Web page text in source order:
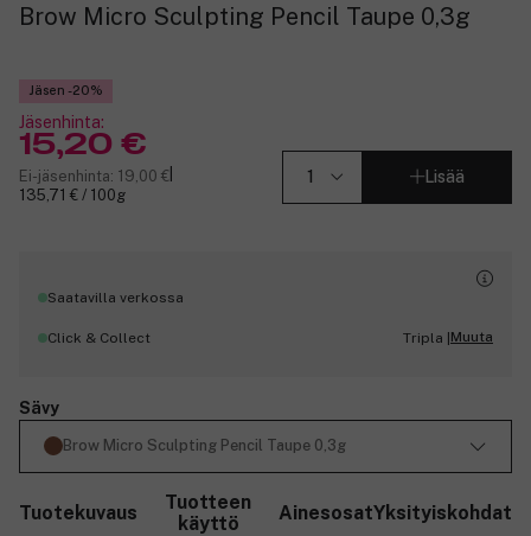
Brow Micro Sculpting Pencil Taupe 0,3g
Jäsen -20%
Jäsenhinta:
15,20 €
Ei-jäsenhinta: 19,00 €
135,71 € / 100g
Lisää
Saatavilla verkossa
Click & Collect Tripla |Muuta
Sävy
Brow Micro Sculpting Pencil Taupe 0,3g
Tuotekuvaus
Tuotteen
käyttö
AinesosatYksityiskohdat